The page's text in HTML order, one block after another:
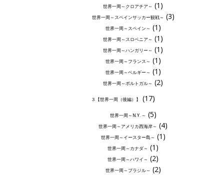
世界一周～クロアチア～ (1)
世界一周～スペインサッカー観戦～ (3)
世界一周～スペイン～ (1)
世界一周～スロベニア～ (1)
世界一周～ハンガリー～ (1)
世界一周～フランス～ (1)
世界一周～ベルギー～ (1)
世界一周～ポルトガル～ (2)
３【世界一周（後編）】 (17)
世界一周～N.Y. ～ (5)
世界一周～アメリカ西海岸～ (4)
世界一周～イースター島～ (1)
世界一周～カナダ～ (1)
世界一周～ハワイ～ (2)
世界一周～ブラジル～ (2)